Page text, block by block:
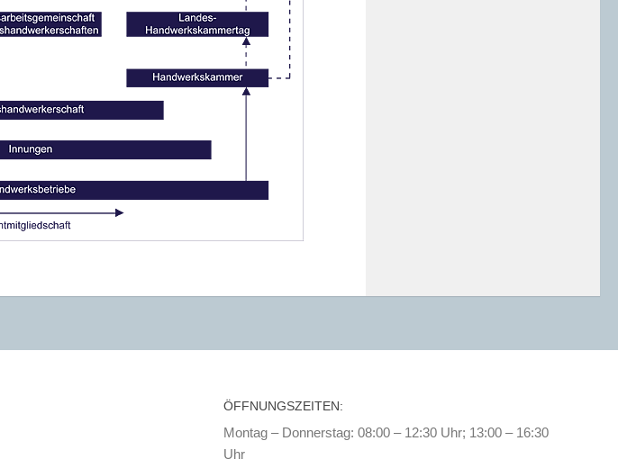
ÖFFNUNGSZEITEN:
Montag – Donnerstag: 08:00 – 12:30 Uhr; 13:00 – 16:30
Uhr